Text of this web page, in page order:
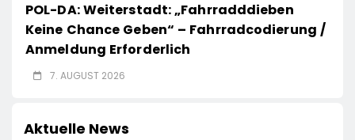
POL-DA: Weiterstadt: „Fahrradddieben
Keine Chance Geben“ – Fahrradcodierung /
Anmeldung Erforderlich
7. AUGUST 2026
Aktuelle News